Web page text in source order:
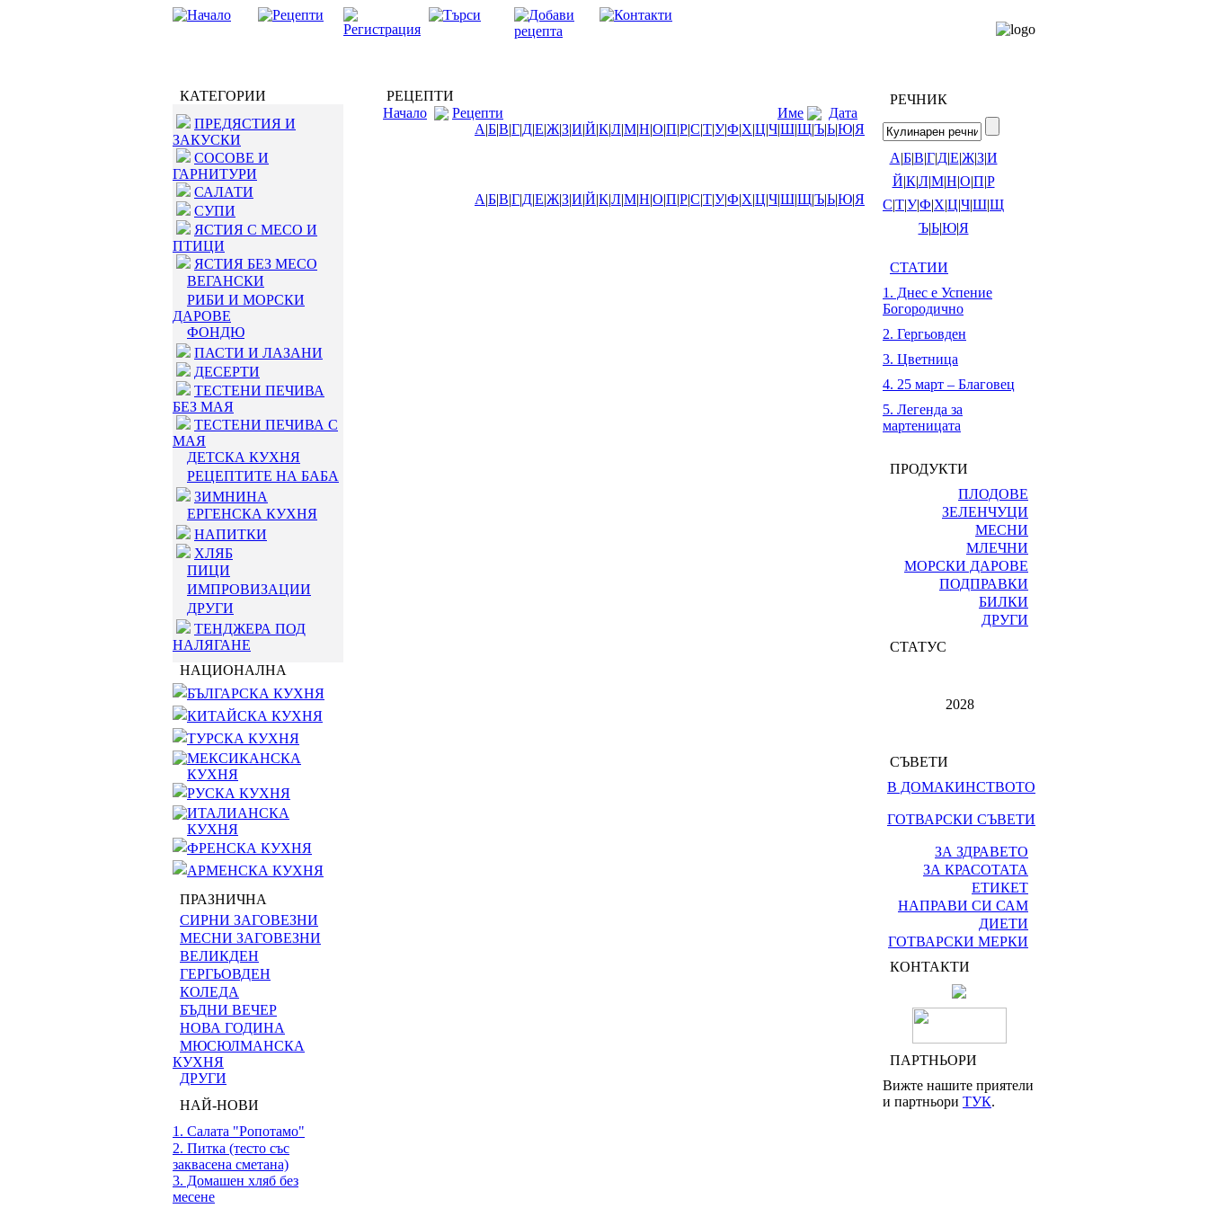
КАТЕГОРИИ
ПРЕДЯСТИЯ И
ЗАКУСКИ
СОСОВЕ И
ГАРНИТУРИ
САЛАТИ
СУПИ
ЯСТИЯ С МЕСО И
ПТИЦИ
ЯСТИЯ БЕЗ МЕСО
ВЕГАНСКИ
РИБИ И МОРСКИ
ДАРОВЕ
ФОНДЮ
ПАСТИ И ЛАЗАНИ
ДЕСЕРТИ
ТЕСТЕНИ ПЕЧИВА
БЕЗ МАЯ
ТЕСТЕНИ ПЕЧИВА С
МАЯ
ДЕТСКА КУХНЯ
РЕЦЕПТИТЕ НА БАБА
ЗИМНИНА
ЕРГЕНСКА КУХНЯ
НАПИТКИ
ХЛЯБ
ПИЦИ
ИМПРОВИЗАЦИИ
ДРУГИ
ТЕНДЖЕРА ПОД
НАЛЯГАНЕ
НАЦИОНАЛНА
БЪЛГАРСКА КУХНЯ
КИТАЙСКА КУХНЯ
ТУРСКА КУХНЯ
МЕКСИКАНСКА
КУХНЯ
РУСКА КУХНЯ
ИТАЛИАНСКА
КУХНЯ
ФРЕНСКА КУХНЯ
АРМЕНСКА КУХНЯ
ПРАЗНИЧНА
СИРНИ ЗАГОВЕЗНИ
МЕСНИ ЗАГОВЕЗНИ
ВЕЛИКДЕН
ГЕРГЬОВДЕН
КОЛЕДА
БЪДНИ ВЕЧЕР
НОВА ГОДИНА
МЮСЮЛМАНСКА
КУХНЯ
ДРУГИ
НАЙ-НОВИ
1. Салата "Ропотамо"
2. Питка (тесто със
заквасена сметана)
3. Домашен хляб без
месене
РЕЦЕПТИ
Начало
Рецепти Име
Дата
А|Б|В|Г|Д|Е|Ж|З|И|Й|К|Л|М|Н|О|П|Р|С|Т|У|Ф|Х|Ц|Ч|Ш|Щ|Ъ|Ь|Ю|Я
А|Б|В|Г|Д|Е|Ж|З|И|Й|К|Л|М|Н|О|П|Р|С|Т|У|Ф|Х|Ц|Ч|Ш|Щ|Ъ|Ь|Ю|Я
РЕЧНИК
А|Б|В|Г|Д|Е|Ж|З|И
Й|К|Л|М|Н|О|П|Р
С|Т|У|Ф|Х|Ц|Ч|Ш|Щ
Ъ|Ь|Ю|Я
СТАТИИ
1. Днес е Успение
Богородично
2. Гергьовден
3. Цветница
4. 25 март – Благовец
5. Легенда за
мартеницата
ПРОДУКТИ
ПЛОДОВЕ
ЗЕЛЕНЧУЦИ
МЕСНИ
МЛЕЧНИ
МОРСКИ ДАРОВЕ
ПОДПРАВКИ
БИЛКИ
ДРУГИ
СТАТУС
2028
СЪВЕТИ
В ДОМАКИНСТВОТО
ГОТВАРСКИ СЪВЕТИ
ЗА ЗДРАВЕТО
ЗА КРАСОТАТА
ЕТИКЕТ
НАПРАВИ СИ САМ
ДИЕТИ
ГОТВАРСКИ МЕРКИ
КОНТАКТИ
ПАРТНЬОРИ
Вижте нашите приятели
и партньори ТУК.